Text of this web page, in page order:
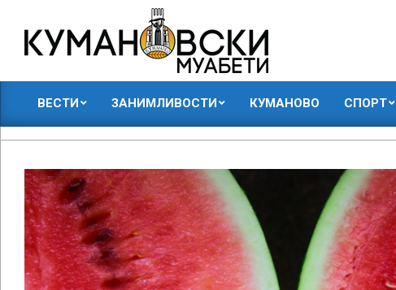
content
КУМАНОВСКИ
МУАБЕТИ
ВЕСТИ ЗАНИМЛИВОСТИ КУМАНОВО СПОРТ